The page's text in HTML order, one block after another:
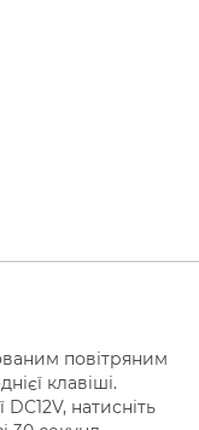
повітряним
клавіші.
натисніть